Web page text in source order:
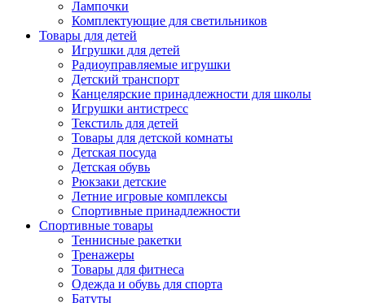
Лампочки
Комплектующие для светильников
Товары для детей
Игрушки для детей
Радиоуправляемые игрушки
Детский транспорт
Канцелярские принадлежности для школы
Игрушки антистресс
Текстиль для детей
Товары для детской комнаты
Детская посуда
Детская обувь
Рюкзаки детские
Летние игровые комплексы
Спортивные принадлежности
Спортивные товары
Теннисные ракетки
Тренажеры
Товары для фитнеса
Одежда и обувь для спорта
Батуты